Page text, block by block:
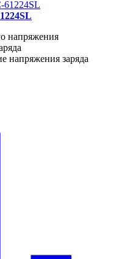
напряжения
напряжения заряда